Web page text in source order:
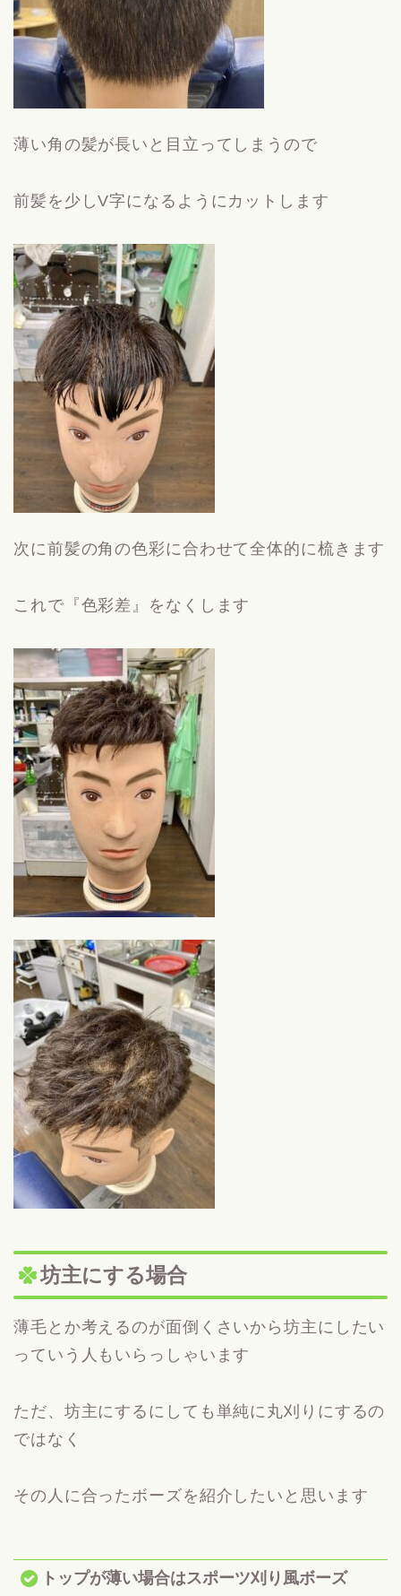
薄い角の髪が長いと目立ってしまうので
前髪を少しV字になるようにカットします
次に前髪の角の色彩に合わせて全体的に梳きます
これで『色彩差』をなくします
坊主にする場合
薄毛とか考えるのが面倒くさいから坊主にしたい
っていう人もいらっしゃいます
ただ、坊主にするにしても単純に丸刈りにするの
ではなく
その人に合ったボーズを紹介したいと思います
トップが薄い場合はスポーツ刈り風ボーズ